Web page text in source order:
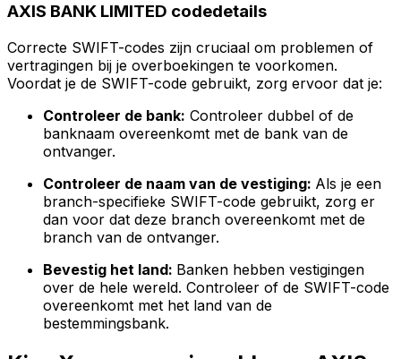
AXIS BANK LIMITED codedetails
Correcte SWIFT-codes zijn cruciaal om problemen of
vertragingen bij je overboekingen te voorkomen.
Voordat je de SWIFT-code gebruikt, zorg ervoor dat je:
Controleer de bank: Controleer dubbel of de
banknaam overeenkomt met de bank van de
ontvanger.
Controleer de naam van de vestiging: Als je een
branch-specifieke SWIFT-code gebruikt, zorg er
dan voor dat deze branch overeenkomt met de
branch van de ontvanger.
Bevestig het land: Banken hebben vestigingen
over de hele wereld. Controleer of de SWIFT-code
overeenkomt met het land van de
bestemmingsbank.